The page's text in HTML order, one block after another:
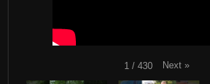
1 / 430 Next »